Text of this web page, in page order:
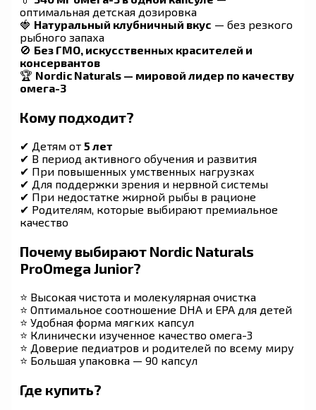
оптимальная детская дозировка
🍓 Натуральный клубничный вкус — без резкого
рыбного запаха
🚫 Без ГМО, искусственных красителей и
консервантов
🏆 Nordic Naturals — мировой лидер по качеству
омега-3
Кому подходит?
✔ Детям от 5 лет
✔ В период активного обучения и развития
✔ При повышенных умственных нагрузках
✔ Для поддержки зрения и нервной системы
✔ При недостатке жирной рыбы в рационе
✔ Родителям, которые выбирают премиальное
качество
Почему выбирают Nordic Naturals
ProOmega Junior?
⭐ Высокая чистота и молекулярная очистка
⭐ Оптимальное соотношение DHA и EPA для детей
⭐ Удобная форма мягких капсул
⭐ Клинически изученное качество омега-3
⭐ Доверие педиатров и родителей по всему миру
⭐ Большая упаковка — 90 капсул
Где купить?